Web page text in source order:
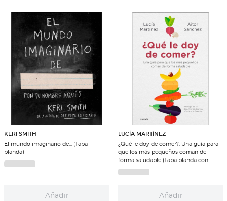
KERI SMITH
El mundo imaginario de... (Tapa
blanda)
Añadir
LUCÍA MARTÍNEZ
¿Qué le doy de comer?: Una guía para
que los más pequeños coman de
forma saludable (Tapa blanda con
solapas)
Añadir